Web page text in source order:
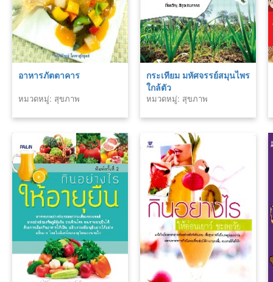
อาหารภัตตาคาร
หมวดหมู่: สุขภาพ
กระเทียม มหัศจรรย์สมุนไพร
ใกล้ตัว
หมวดหมู่: สุขภาพ